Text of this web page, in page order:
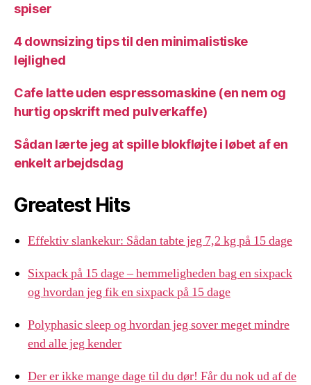
spiser
4 downsizing tips til den minimalistiske
lejlighed
Cafe latte uden espressomaskine (en nem og
hurtig opskrift med pulverkaffe)
Sådan lærte jeg at spille blokfløjte i løbet af en
enkelt arbejdsdag
Greatest Hits
Effektiv slankekur: Sådan tabte jeg 7,2 kg på 15 dage
Sixpack på 15 dage – hemmeligheden bag en sixpack
og hvordan jeg fik en sixpack på 15 dage
Polyphasic sleep og hvordan jeg sover meget mindre
end alle jeg kender
Der er ikke mange dage til du dør! Får du nok ud af de